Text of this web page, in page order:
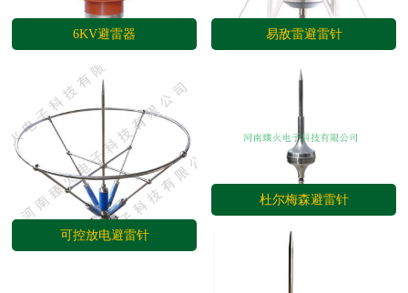
6KV避雷器 易敌雷避雷针
可控放电避雷针
杜尔梅森避雷针